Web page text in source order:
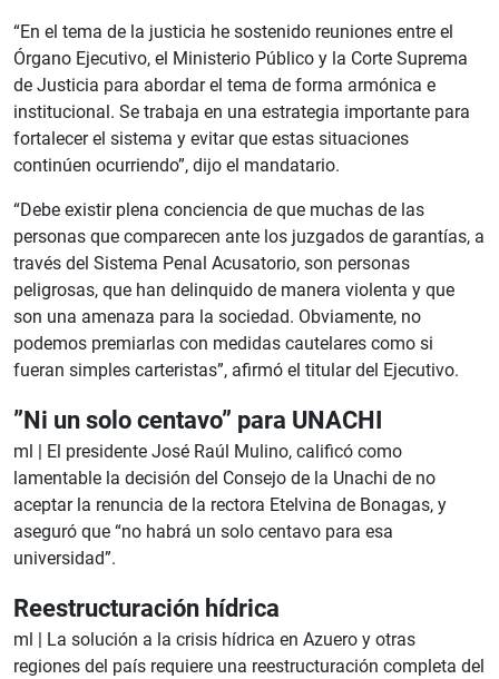
“En el tema de la justicia he sostenido reuniones entre el
Órgano Ejecutivo, el Ministerio Público y la Corte Suprema
de Justicia para abordar el tema de forma armónica e
institucional. Se trabaja en una estrategia importante para
fortalecer el sistema y evitar que estas situaciones
continúen ocurriendo”, dijo el mandatario.
“Debe existir plena conciencia de que muchas de las
personas que comparecen ante los juzgados de garantías, a
través del Sistema Penal Acusatorio, son personas
peligrosas, que han delinquido de manera violenta y que
son una amenaza para la sociedad. Obviamente, no
podemos premiarlas con medidas cautelares como si
fueran simples carteristas”, afirmó el titular del Ejecutivo.
”Ni un solo centavo” para UNACHI
ml |
El presidente José Raúl Mulino, calificó como
lamentable la decisión del Consejo de la Unachi de no
aceptar la renuncia de la rectora Etelvina de Bonagas, y
aseguró que “no habrá un solo centavo para esa
universidad”.
Reestructuración hídrica
ml |
La solución a la crisis hídrica en Azuero y otras
regiones del país requiere una reestructuración completa del